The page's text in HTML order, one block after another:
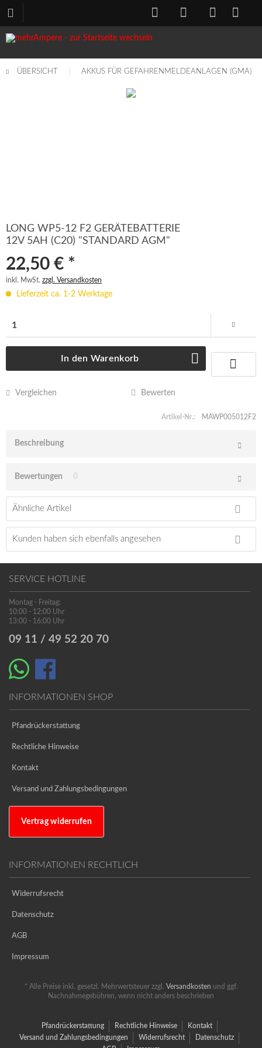
ÜBERSICHT AKKUS FÜR GEFAHRENMELDEANLAGEN (GMA)
LONG WP5-12 F2 GERÄTEBATTERIE
12V 5AH (C20) "STANDARD AGM"
22,50 € *
inkl. MwSt. zzgl. Versandkosten
Lieferzeit ca. 1-2 Werktage
In den Warenkorb
Vergleichen Bewerten
Artikel-Nr.: MAWP005012F2
Beschreibung
Bewertungen 0
Ähnliche Artikel
Kunden haben sich ebenfalls angesehen
SERVICE HOTLINE
Montag - Freitag:
10:00 - 12:00 Uhr
13:00 - 16:00 Uhr
09 11 / 49 52 20 70
INFORMATIONEN SHOP
Pfandrückerstattung
Rechtliche Hinweise
Kontakt
Versand und Zahlungsbedingungen
Vertrag widerrufen
INFORMATIONEN RECHTLICH
Widerrufsrecht
Datenschutz
AGB
Impressum
* Alle Preise inkl. gesetzl. Mehrwertsteuer zzgl. Versandkosten und ggf.
Nachnahmegebühren, wenn nicht anders beschrieben
Pfandrückerstattung Rechtliche Hinweise
Kontakt
Versand und Zahlungsbedingungen
Widerrufsrecht
Datenschutz